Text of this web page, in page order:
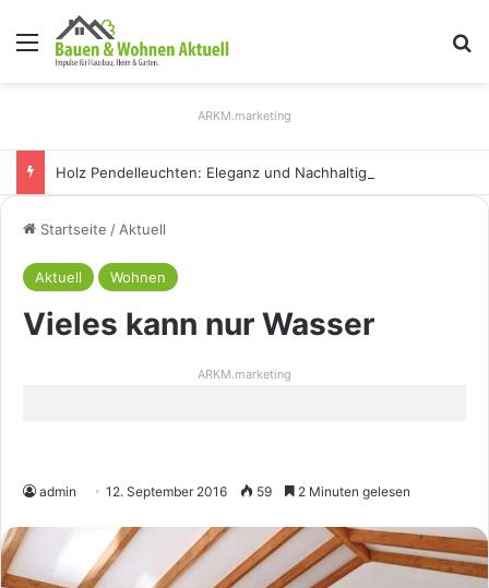
Menü
ARKM.marketing
Startseite / Aktuell
Aktuell Wohnen
Vieles kann nur Wasser
ARKM.marketing
admin 12. September 2016 59 2 Minuten gelesen